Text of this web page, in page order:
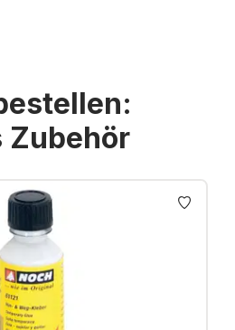
Zubehör